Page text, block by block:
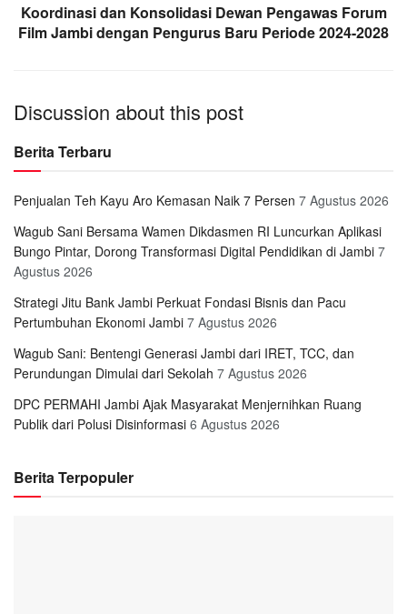
Koordinasi dan Konsolidasi Dewan Pengawas Forum
Film Jambi dengan Pengurus Baru Periode 2024-2028
Discussion about this post
Berita Terbaru
Penjualan Teh Kayu Aro Kemasan Naik 7 Persen 7 Agustus 2026
Wagub Sani Bersama Wamen Dikdasmen RI Luncurkan Aplikasi
Bungo Pintar, Dorong Transformasi Digital Pendidikan di Jambi 7
Agustus 2026
Strategi Jitu Bank Jambi Perkuat Fondasi Bisnis dan Pacu
Pertumbuhan Ekonomi Jambi 7 Agustus 2026
Wagub Sani: Bentengi Generasi Jambi dari IRET, TCC, dan
Perundungan Dimulai dari Sekolah 7 Agustus 2026
DPC PERMAHI Jambi Ajak Masyarakat Menjernihkan Ruang
Publik dari Polusi Disinformasi 6 Agustus 2026
Berita Terpopuler